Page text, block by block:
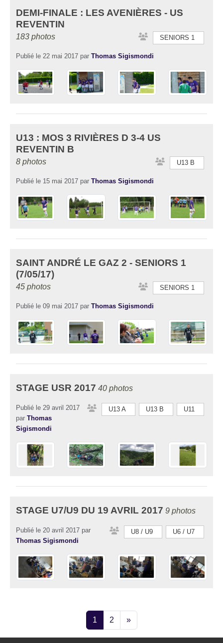
DEMI-FINALE : LES AVENIÈRES - US
REVENTIN
183 photos SENIORS 1
Publié le 22 mai 2017 par Thomas Sigismondi
U13 : MOS 3 RIVIÈRES D 3-4 US
REVENTIN B
8 photos U13 B
Publié le 15 mai 2017 par Thomas Sigismondi
SAINT ANDRÉ LE GAZ 2 - SENIORS 1
(7/05/17)
45 photos SENIORS 1
Publié le 09 mai 2017 par Thomas Sigismondi
STAGE USR 2017 40 photos
U13 A U13 B U11
Publié le 29 avril 2017
par Thomas
Sigismondi
STAGE U7/U9 DU 19 AVRIL 2017 9 photos
U8 / U9 U6 / U7
Publié le 20 avril 2017 par
Thomas Sigismondi
1 2 »